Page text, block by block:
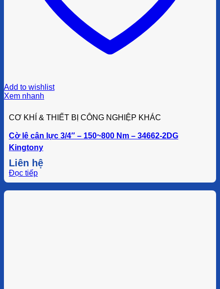
Add to wishlist
Xem nhanh
CƠ KHÍ & THIẾT BỊ CÔNG NGHIỆP KHÁC
Cờ lê cân lực 3/4″ – 150~800 Nm – 34662-2DG
Kingtony
Liên hệ
Đọc tiếp